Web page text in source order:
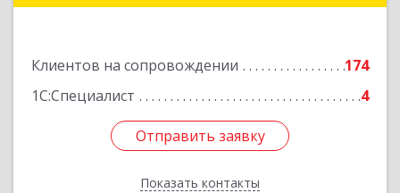
Клиентов на сопровождении
174
1С:Специалист
4
Отправить заявку
Показать контакты
Подробнее
Отправить заявку
Назад